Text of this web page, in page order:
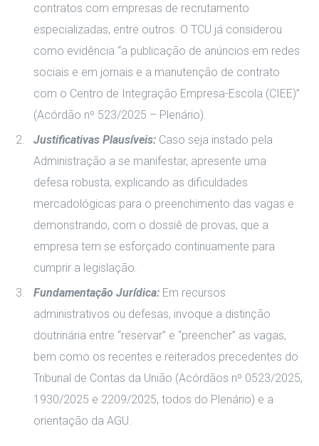
contratos com empresas de recrutamento
especializadas, entre outros. O TCU já considerou
como evidência “a publicação de anúncios em redes
sociais e em jornais e a manutenção de contrato
com o Centro de Integração Empresa-Escola (CIEE)”
(Acórdão nº 523/2025 – Plenário).
Justificativas Plausíveis: Caso seja instado pela
Administração a se manifestar, apresente uma
defesa robusta, explicando as dificuldades
mercadológicas para o preenchimento das vagas e
demonstrando, com o dossiê de provas, que a
empresa tem se esforçado continuamente para
cumprir a legislação.
Fundamentação Jurídica: Em recursos
administrativos ou defesas, invoque a distinção
doutrinária entre “reservar” e “preencher” as vagas,
bem como os recentes e reiterados precedentes do
Tribunal de Contas da União (Acórdãos nº 0523/2025,
1930/2025 e 2209/2025, todos do Plenário) e a
orientação da AGU.